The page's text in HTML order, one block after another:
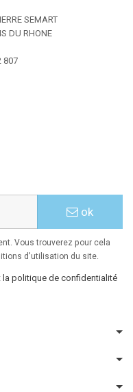
SEMART
DU RHONE
807
ok
Vous trouverez pour cela
d'utilisation du site.
politique de confidentialité